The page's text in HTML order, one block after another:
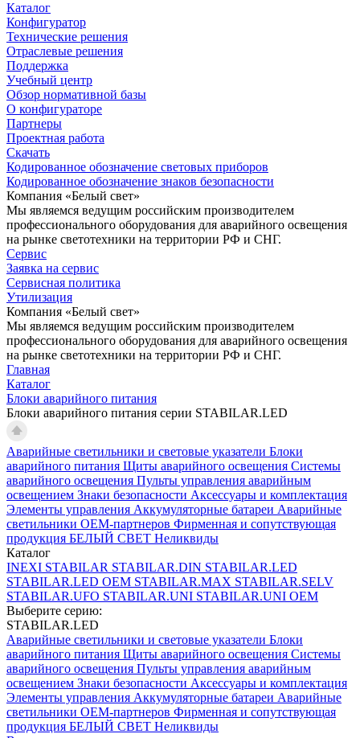
Каталог
Конфигуратор
Технические решения
Отраслевые решения
Поддержка
Учебный центр
Обзор нормативной базы
О конфигураторе
Партнеры
Проектная работа
Скачать
Кодированное обозначение световых приборов
Кодированное обозначение знаков безопасности
Компания «Белый свет»
Мы являемся ведущим российским производителем
профессионального оборудования для аварийного освещения
на рынке светотехники на территории РФ и СНГ.
Сервис
Заявка на сервис
Сервисная политика
Утилизация
Компания «Белый свет»
Мы являемся ведущим российским производителем
профессионального оборудования для аварийного освещения
на рынке светотехники на территории РФ и СНГ.
Главная
Каталог
Блоки аварийного питания
Блоки аварийного питания серии STABILAR.LED
Аварийные светильники и световые указатели Блоки
аварийного питания Щиты аварийного освещения Системы
аварийного освещения Пульты управления аварийным
освещением Знаки безопасности Аксессуары и комплектация
Элементы управления Аккумуляторные батареи Аварийные
светильники ОЕМ-партнеров Фирменная и сопутствующая
продукция БЕЛЫЙ СВЕТ Неликвиды
Каталог
INEXI STABILAR STABILAR.DIN STABILAR.LED
STABILAR.LED OEM STABILAR.MAX STABILAR.SELV
STABILAR.UFO STABILAR.UNI STABILAR.UNI OEM
Выберите серию:
STABILAR.LED
Аварийные светильники и световые указатели Блоки
аварийного питания Щиты аварийного освещения Системы
аварийного освещения Пульты управления аварийным
освещением Знаки безопасности Аксессуары и комплектация
Элементы управления Аккумуляторные батареи Аварийные
светильники ОЕМ-партнеров Фирменная и сопутствующая
продукция БЕЛЫЙ СВЕТ Неликвиды